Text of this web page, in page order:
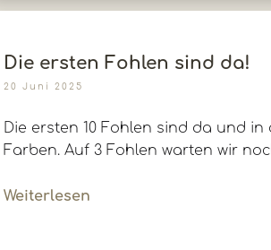
Die ersten Fohlen sind da!
20 Juni 2025
Die ersten 10 Fohlen sind da und in
Farben. Auf 3 Fohlen warten wir
Weiterlesen